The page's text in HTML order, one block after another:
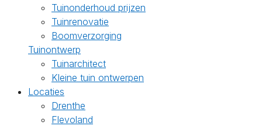
Tuinonderhoud prijzen
Tuinrenovatie
Boomverzorging
Tuinontwerp
Tuinarchitect
Kleine tuin ontwerpen
Locaties
Drenthe
Flevoland